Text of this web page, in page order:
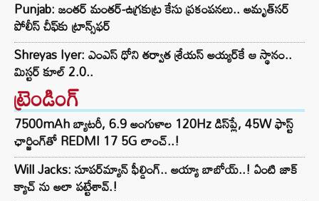
Punjab: జంతర్ మంతర్-ఉగ్రకుట్ర కేసు ప్రకంపనలు.. అమృత్‌సర్
పోలీస్ చీఫ్‌కు ట్రాన్స్‌ఫర్
Shreyas Iyer: ఎంఎస్ ధోని తర్వాత శ్రేయస్ అయ్యర్‌కే ఆ స్థానం..
మిస్టర్ కూల్ 2.0..
ట్రెండింగ్‌
7500mAh బ్యాటరీ, 6.9 అంగుళాల 120Hz డిస్‌ప్లే, 45W ఫాస్ట్
ఛార్జింగ్‌తో REDMI 17 5G లాంచ్..!
Will Jacks: సూపర్‌మ్యాన్ ఫీల్డింగ్.. అయ్యా బాబోయ్..! ఏంటి జాక్
క్యాచ్ ను అలా పట్టేశావ్.!